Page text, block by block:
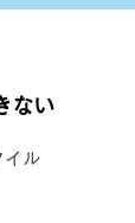
ない
イル